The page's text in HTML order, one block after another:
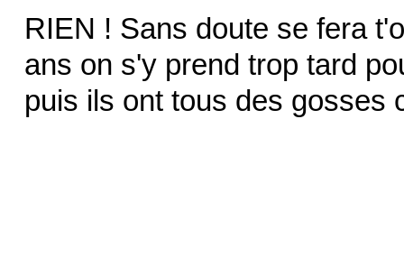
RIEN ! Sans doute se fera
ans on s'y prend trop tard
puis ils ont tous des gosses